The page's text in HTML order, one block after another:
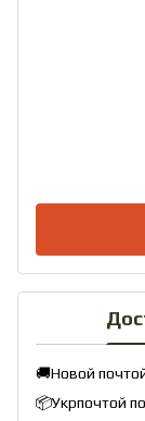
🚚Новой
📦Укрпочтой